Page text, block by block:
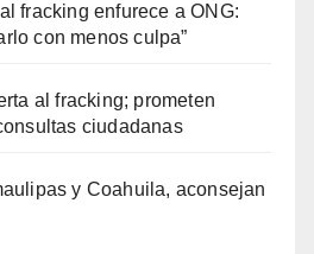
fracking enfurece a ONG:
con menos culpa”
al fracking; prometen
ciudadanas
y Coahuila, aconsejan